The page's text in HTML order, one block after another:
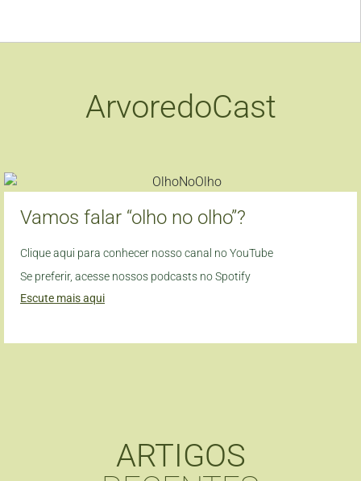
ArvoredoCast
Vamos falar “olho no olho”?
Clique aqui para conhecer nosso canal no YouTube
Se preferir, acesse nossos podcasts no Spotify
Escute mais aqui
ARTIGOS